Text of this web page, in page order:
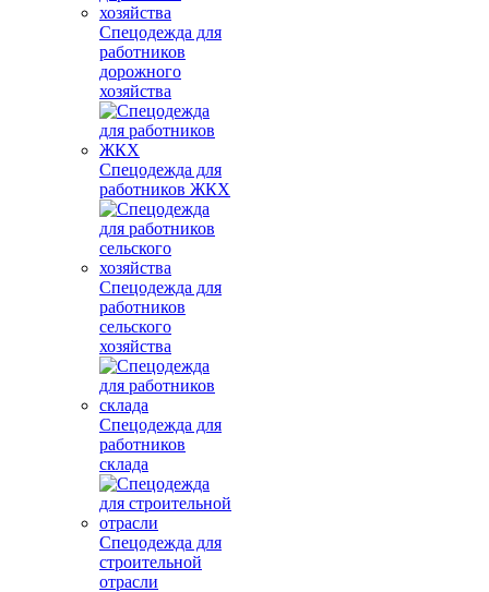
Спецодежда для
работников
дорожного
хозяйства
Спецодежда для
работников ЖКХ
Спецодежда для
работников
сельского
хозяйства
Спецодежда для
работников
склада
Спецодежда для
строительной
отрасли